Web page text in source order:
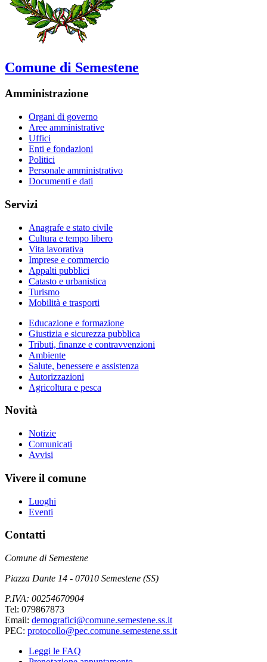
Comune di Semestene
Amministrazione
Organi di governo
Aree amministrative
Uffici
Enti e fondazioni
Politici
Personale amministrativo
Documenti e dati
Servizi
Anagrafe e stato civile
Cultura e tempo libero
Vita lavorativa
Imprese e commercio
Appalti pubblici
Catasto e urbanistica
Turismo
Mobilità e trasporti
Educazione e formazione
Giustizia e sicurezza pubblica
Tributi, finanze e contravvenzioni
Ambiente
Salute, benessere e assistenza
Autorizzazioni
Agricoltura e pesca
Novità
Notizie
Comunicati
Avvisi
Vivere il comune
Luoghi
Eventi
Contatti
Comune di Semestene
Piazza Dante 14 - 07010 Semestene (SS)
P.IVA: 00254670904
Tel: 079867873
Email: demografici@comune.semestene.ss.it
PEC: protocollo@pec.comune.semestene.ss.it
Leggi le FAQ